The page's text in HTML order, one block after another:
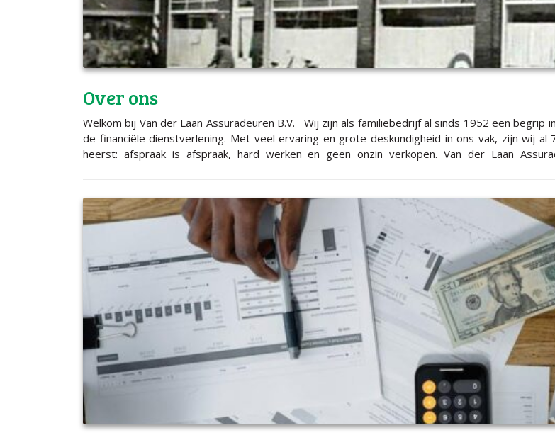
Over ons
Welkom bij Van der Laan Assuradeuren B.V. Wij zijn als familiebedrijf al sinds 1952 een
de financiële dienstverlening. Met veel ervaring en grote deskundigheid in ons vak, zijn wij
heerst: afspraak is afspraak, hard werken en geen onzin verkopen. Van der Laan Assuradeuren is de geschikte partner voor: Particulieren Bedrijven